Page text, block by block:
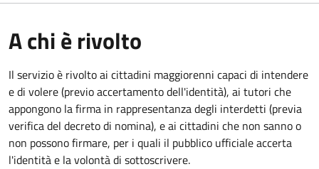
A chi è rivolto
Il servizio è rivolto ai cittadini maggiorenni capaci di intendere
e di volere (previo accertamento dell'identità), ai tutori che
appongono la firma in rappresentanza degli interdetti (previa
verifica del decreto di nomina), e ai cittadini che non sanno o
non possono firmare, per i quali il pubblico ufficiale accerta
l'identità e la volontà di sottoscrivere.